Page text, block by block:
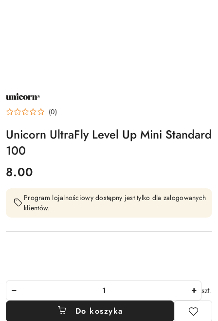
NAZWA
PRODUCENTA:
UNICORN (0)
Unicorn UltraFly Level Up Mini Standard
100
cena:
8.00
Program lojalnościowy dostępny jest tylko dla zalogowanych
klientów.
szt.
Do koszyka